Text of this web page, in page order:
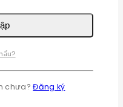
chưa?Đăng ký